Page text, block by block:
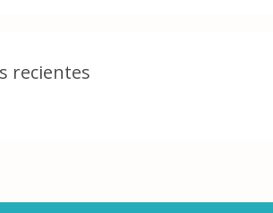
recientes